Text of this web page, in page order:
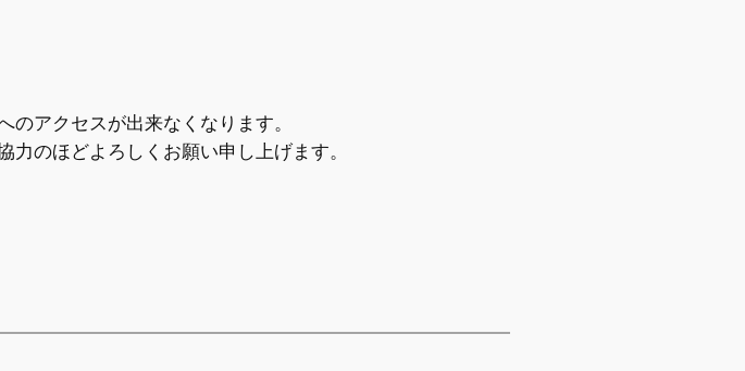
のアクセスが出来なくなります。
のほどよろしくお願い申し上げます。